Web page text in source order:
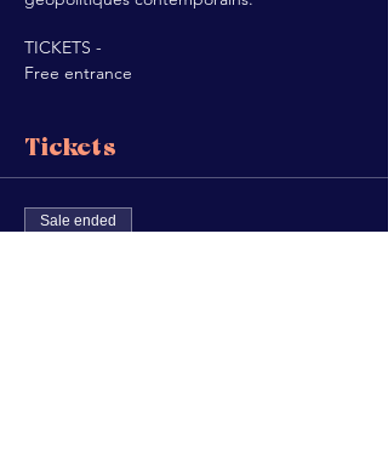
TICKETS -
Free entrance
Tickets
Sale ended